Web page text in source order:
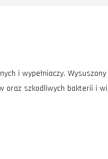
i wypełniaczy.
oraz szkodliwych bakterii i